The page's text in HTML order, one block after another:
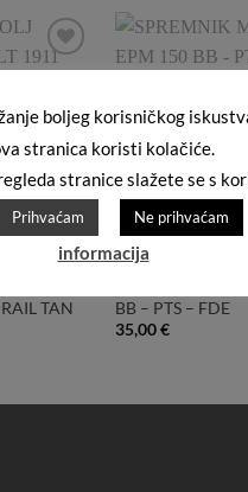
Add to
TAN
BB – PTS – FDE
35,00€
boljeg korisničkog
stranica koristi kolačiće.
stranice slažete se s
Prihvaćam Ne prihvaćam
informacija